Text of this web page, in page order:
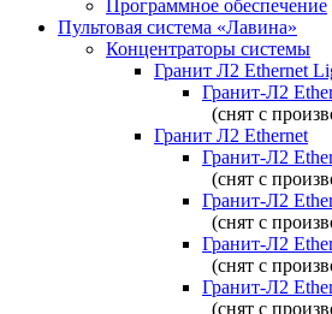
Программное обеспечение
Пультовая система «Лавина»
Концентраторы системы
Гранит Л2 Ethernet
Гранит-Л2
(снят с
Гранит Л2 Ethernet
Гранит-Л2
(снят с
Гранит-Л2
(снят с
Гранит-Л2
(снят с
Гранит-Л2
(снят с